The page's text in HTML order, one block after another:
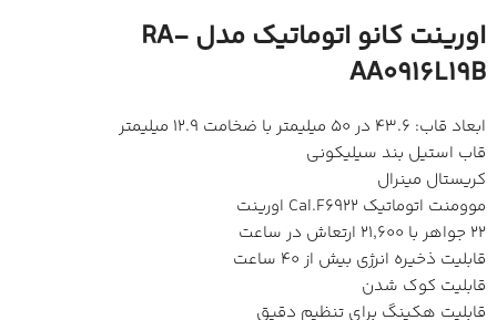
اورینت کانو اتوماتیک مدل RA-
AA0916L19B
ابعاد قاب: 43.6 در 50 میلیمتر با ضخامت 12.9 میلیمتر
قاب استیل بند سیلیکونی
کریستال مینرال
موومنت اتوماتیک Cal.F6922 اورینت
22 جواهر با 21,600 ارتعاش در ساعت
قابلیت ذخیره انرژی بیش از 40 ساعت
قابلیت کوک شدن
قابلیت هکینگ برای تنظیم دقیق